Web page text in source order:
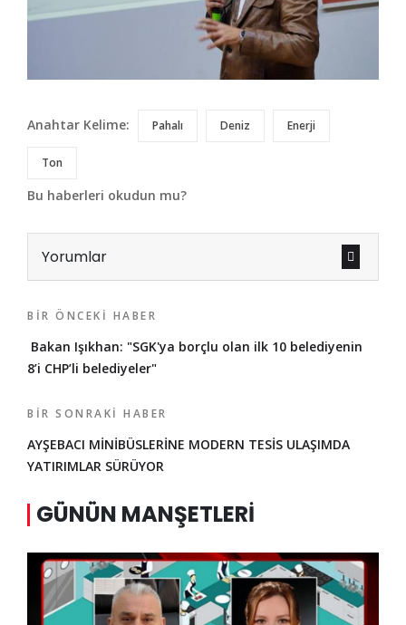
Anahtar Kelime: Pahalı Deniz Enerji
Ton
Bu haberleri okudun mu?
Yorumlar
BIR ÖNCEKI HABER
Bakan Işıkhan: "SGK'ya borçlu olan ilk 10 belediyenin
8’i CHP’li belediyeler"
BIR SONRAKI HABER
AYŞEBACI MİNİBÜSLERİNE MODERN TESİS ULAŞIMDA
YATIRIMLAR SÜRÜYOR
GÜNÜN MANŞETLERI